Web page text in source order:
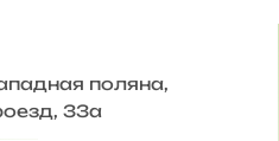
модулей. Также есть
новыми модулями в
подходит для
поляна,
33а